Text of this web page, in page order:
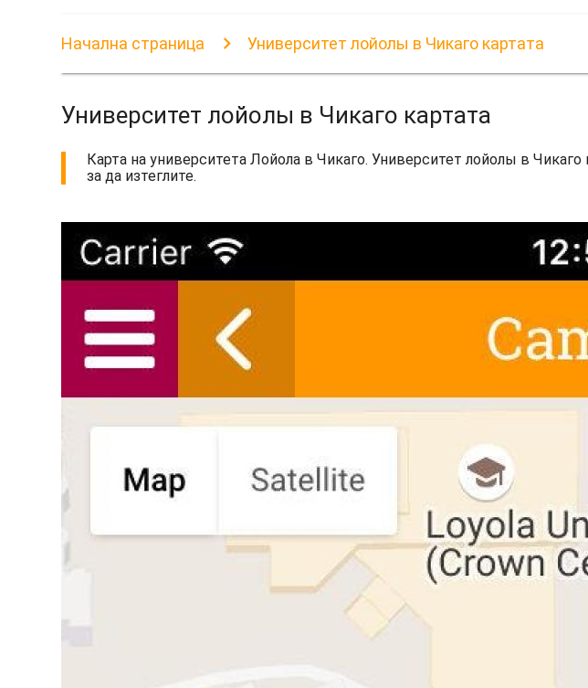
Начална страница Университет лойолы в Чикаго картата
Университет лойолы в Чикаго картата
Карта на университета Лойола в Чикаго. Университет лойолы в
за да изтеглите.